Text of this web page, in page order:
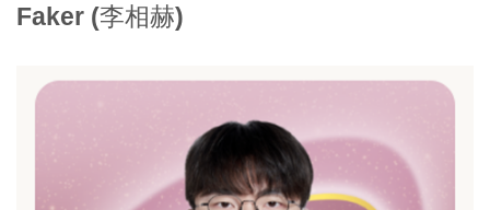
Faker (李相赫)